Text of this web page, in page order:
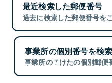
最近検索した郵便番号
過去に検索した郵便番号を
事業所の個別番号を検
事業所の７けたの個別郵便